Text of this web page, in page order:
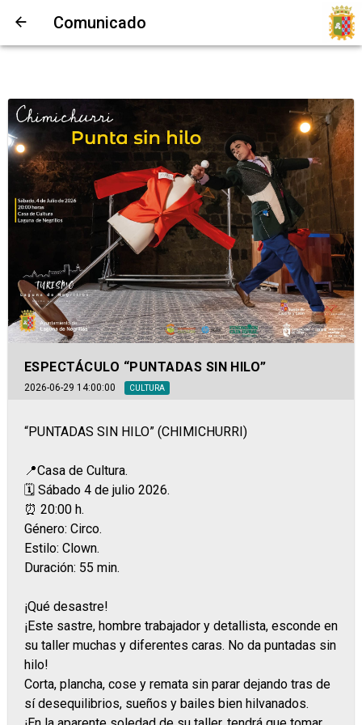
Comunicado
ESPECTÁCULO “PUNTADAS SIN HILO”
2026-06-29 14:00:00 CULTURA
“PUNTADAS SIN HILO” (CHIMICHURRI)
📍Casa de Cultura.
🗓️ Sábado 4 de julio 2026.
⏰ 20:00 h.
Género: Circo.
Estilo: Clown.
Duración: 55 min.
¡Qué desastre!
¡Este sastre, hombre trabajador y detallista, esconde en
su taller muchas y diferentes caras. No da puntadas sin
hilo!
Corta, plancha, cose y remata sin parar dejando tras de
sí desequilibrios, sueños y bailes bien hilvanados.